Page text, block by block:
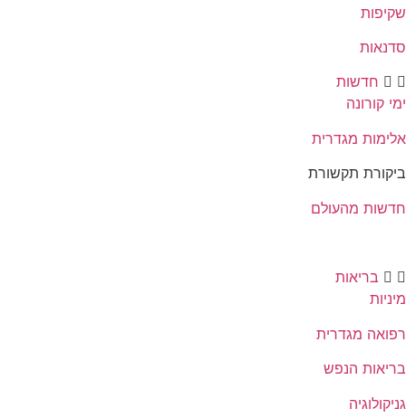
שקיפות
סדנאות
חדשות
ימי קורונה
אלימות מגדרית
ביקורת תקשורת
חדשות מהעולם
בריאות
מיניות
רפואה מגדרית
בריאות הנפש
גניקולוגיה